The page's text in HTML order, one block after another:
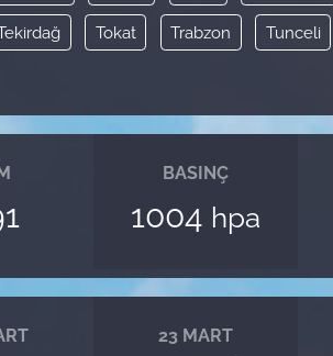
Tokat Trabzon Tunceli
BASINÇ
1004 hpa
23 MART